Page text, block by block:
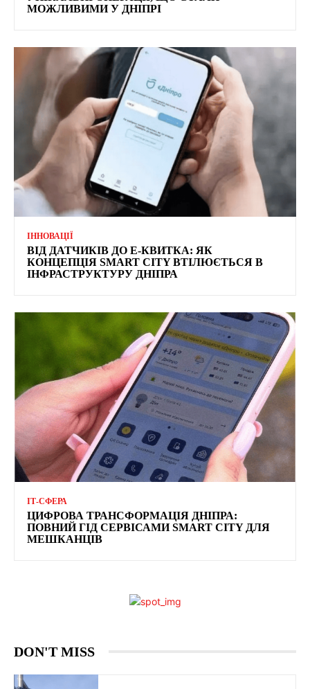
МОЖЛИВИМИ У ДНІПРІ
ІННОВАЦІЇ
ВІД ДАТЧИКІВ ДО Е-КВИТКА: ЯК
КОНЦЕПЦІЯ SMART CITY ВТІЛЮЄТЬСЯ В
ІНФРАСТРУКТУРУ ДНІПРА
ІТ-СФЕРА
ЦИФРОВА ТРАНСФОРМАЦІЯ ДНІПРА:
ПОВНИЙ ГІД СЕРВІСАМИ SMART CITY ДЛЯ
МЕШКАНЦІВ
DON'T MISS